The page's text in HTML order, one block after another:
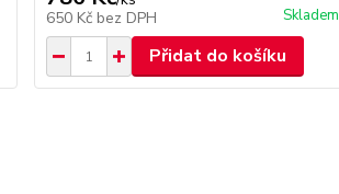
650 Kč bez DPH Skladem
Přidat do košíku